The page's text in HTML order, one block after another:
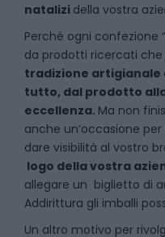
natalizi della vostra
Perché ogni confezione
da prodotti ricercati che
tradizione artigianale
tutto, dal prodotto
eccellenza. Ma non
anche un’occasione
dare visibilità al vostro
logo della vostra
allegare un biglietto di
Addirittura gli imballi
Un altro motivo per